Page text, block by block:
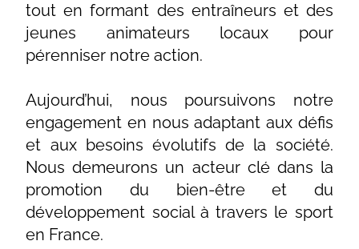
tout en formant des entraîneurs et des
jeunes animateurs locaux pour
pérenniser notre action.
Aujourd’hui, nous poursuivons notre
engagement en nous adaptant aux défis
et aux besoins évolutifs de la société.
Nous demeurons un acteur clé dans la
promotion du bien-être et du
développement social à travers le sport
en France.